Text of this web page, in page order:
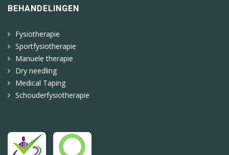
BEHANDELINGEN
Fysiotherapie
Sportfysiotherapie
Manuele therapie
Dry needling
Medical Taping
Schouderfysiotherapie